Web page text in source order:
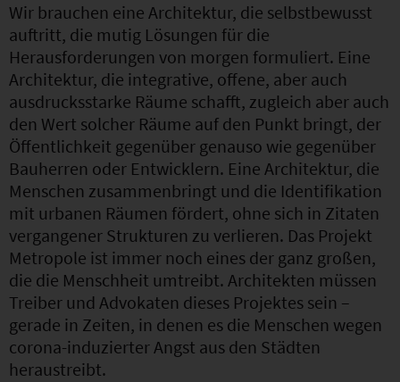
Wir brauchen eine Architektur, die selbstbewusst
auftritt, die mutig Lösungen für die
Herausforderungen von morgen formuliert. Eine
Architektur, die integrative, offene, aber auch
ausdrucksstarke Räume schafft, zugleich aber auch
den Wert solcher Räume auf den Punkt bringt, der
Öffentlichkeit gegenüber genauso wie gegenüber
Bauherren oder Entwicklern. Eine Architektur, die
Menschen zusammenbringt und die Identifikation
mit urbanen Räumen fördert, ohne sich in Zitaten
vergangener Strukturen zu verlieren. Das Projekt
Metropole ist immer noch eines der ganz großen,
die die Menschheit umtreibt. Architekten müssen
Treiber und Advokaten dieses Projektes sein –
gerade in Zeiten, in denen es die Menschen wegen
corona-induzierter Angst aus den Städten
heraustreibt.